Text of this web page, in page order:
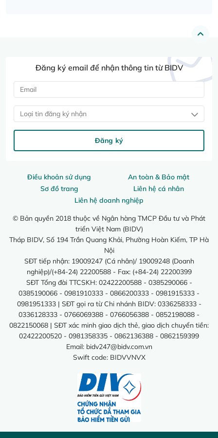
Điều khoản sử dụng
An toàn & Bảo mật
Sơ đồ trang
Liên hệ cá nhân
Liên hệ doanh nghiệp
© Bản quyền 2018 thuộc về Ngân hàng TMCP Đầu tư và Phát
triển Việt Nam (BIDV)
Tháp BIDV, Số 194 Trần Quang Khải, Phường Hoàn Kiếm, TP Hà
Nội
SĐT tiếp nhận: 19009247 (Cá nhân)/ 19009248 (Doanh
nghiệp)/(+84-24) 22200588 - Fax: (+84-24) 22200399
SĐT Tổng đài TTCSKH: 02422200588 - 0385290066 -
0385190066 - 0981910333 - 0866200333 - 0981915333 -
0981951333 | SĐT gọi ra từ Chi nhánh BIDV: 0336258333 -
0336128333 - 0766069388 - 0766056388 - 0852198088 -
0822150068 | SĐT xác minh giao dịch thẻ, giao dịch chuyển tiền:
02422200520 - 0981358335 - 0862136388 - 0862159399
Email: bidv247@bidv.com.vn
Swift code: BIDVVNVX
Đăng ký email để nhận thông tin từ BIDV
Loại tin đăng ký nhận
Đăng ký